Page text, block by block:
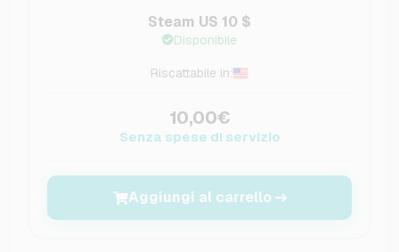
Steam US 10 $
Disponibile
Riscattabile in:
10,00€
Senza spese di servizio
Aggiungi al carrello